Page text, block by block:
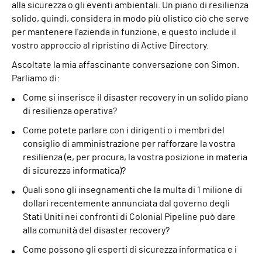
alla sicurezza o gli eventi ambientali. Un piano di resilienza
solido, quindi, considera in modo più olistico ciò che serve
per mantenere l'azienda in funzione, e questo include il
vostro approccio al ripristino di Active Directory.
Ascoltate la mia affascinante conversazione con Simon.
Parliamo di:
Come si inserisce il disaster recovery in un solido piano
di resilienza operativa?
Come potete parlare con i dirigenti o i membri del
consiglio di amministrazione per rafforzare la vostra
resilienza (e, per procura, la vostra posizione in materia
di sicurezza informatica)?
Quali sono gli insegnamenti che la multa di 1 milione di
dollari recentemente annunciata dal governo degli
Stati Uniti nei confronti di Colonial Pipeline può dare
alla comunità del disaster recovery?
Come possono gli esperti di sicurezza informatica e i